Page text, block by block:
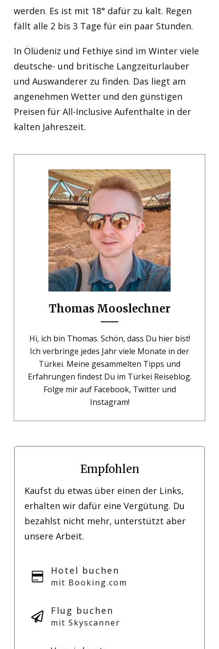
werden. Es ist mit 18° dafür zu kalt. Regen
fällt alle 2 bis 3 Tage für ein paar Stunden.
In Ölüdeniz und Fethiye sind im Winter viele
deutsche- und britische Langzeiturlauber
und Auswanderer zu finden. Das liegt am
angenehmen Wetter und den günstigen
Preisen für All-Inclusive Aufenthalte in der
kalten Jahreszeit.
Thomas Mooslechner
Hi, ich bin Thomas. Schön, dass Du hier bist!
Ich verbringe jedes Jahr viele Monate in der
Türkei. Meine gesammelten Tipps und
Erfahrungen findest Du im Türkei Reiseblog.
Folge mir auf Facebook, Twitter und
Instagram!
Empfohlen
Kaufst du etwas über einen der Links,
erhalten wir dafür eine Vergütung. Du
bezahlst nicht mehr, unterstützt aber
unsere Arbeit.
Hotel buchen
mit Booking.com
Flug buchen
mit Skyscanner